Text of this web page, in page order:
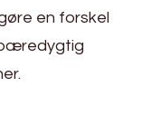
en forskel